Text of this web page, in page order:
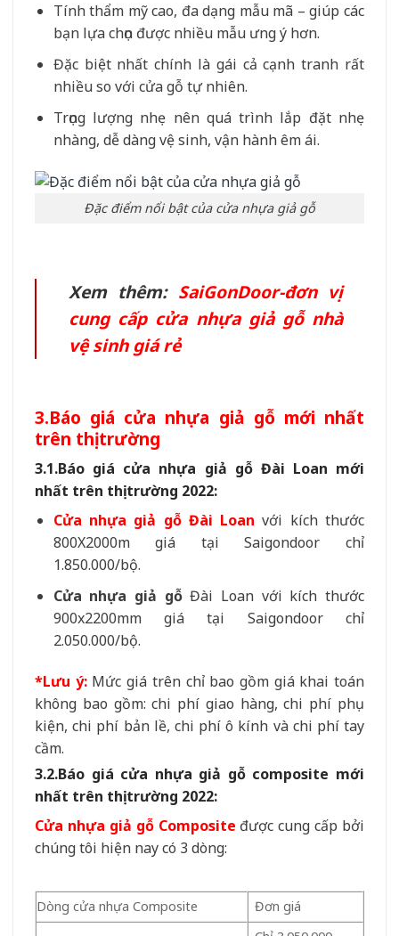
Tính thẩm mỹ cao, đa dạng mẫu mã – giúp các
bạn lựa chọn được nhiều mẫu ưng ý hơn.
Đặc biệt nhất chính là gái cả cạnh tranh rất
nhiều so với cửa gỗ tự nhiên.
Trọng lượng nhẹ nên quá trình lắp đặt nhẹ
nhàng, dễ dàng vệ sinh, vận hành êm ái.
Đặc điểm nổi bật của cửa nhựa giả gỗ
Xem thêm: SaiGonDoor-đơn vị
cung cấp cửa nhựa giả gỗ nhà
vệ sinh giá rẻ
3.Báo giá cửa nhựa giả gỗ mới nhất
trên thị trường
3.1.Báo giá cửa nhựa giả gỗ Đài Loan mới
nhất trên thị trường 2022:
Cửa nhựa giả gỗ Đài Loan với kích thước
800X2000m giá tại Saigondoor chỉ
1.850.000/bộ.
Cửa nhựa giả gỗĐài Loan với kích thước
900x2200mm giá tại Saigondoor chỉ
2.050.000/bộ.
*Lưu ý:Mức giá trên chỉ bao gồm giá khai toán
không bao gồm: chi phí giao hàng, chi phí phụ
kiện, chi phí bản lề, chi phí ô kính và chi phí tay
cầm.
3.2.Báo giá cửa nhựa giả gỗ composite mới
nhất trên thị trường 2022:
Cửa nhựa giả gỗ Composite được cung cấp bởi
chúng tôi hiện nay có 3 dòng:
Dòng cửa nhựa Composite
Đơn giá